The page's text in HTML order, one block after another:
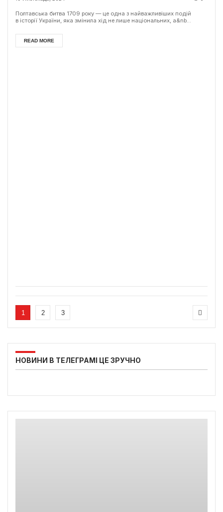
Полтавська битва 1709 року — це одна з найважливіших подій
в історії України, яка змінила хід не лише національних, а&nb...
READ MORE
1 2 3
НОВИНИ В ТЕЛЕГРАМІ ЦЕ ЗРУЧНО